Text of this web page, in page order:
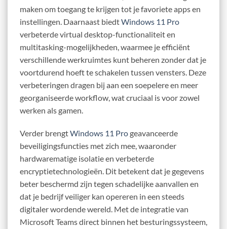
maken om toegang te krijgen tot je favoriete apps en
instellingen. Daarnaast biedtWindows 11 Pro
verbeterde virtual desktop-functionaliteit en
multitasking-mogelijkheden, waarmee je efficiënt
verschillende werkruimtes kunt beheren zonder dat je
voortdurend hoeft te schakelen tussen vensters. Deze
verbeteringen dragen bij aan een soepelere en meer
georganiseerde workflow, wat cruciaal is voor zowel
werken als gamen.
Verder brengtWindows 11 Progeavanceerde
beveiligingsfuncties met zich mee, waaronder
hardwarematige isolatie en verbeterde
encryptietechnologieën. Dit betekent dat je gegevens
beter beschermd zijn tegen schadelijke aanvallen en
dat je bedrijf veiliger kan opereren in een steeds
digitaler wordende wereld. Met de integratie van
Microsoft Teams direct binnen het besturingssysteem,